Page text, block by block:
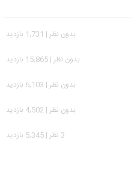
بدون نظر | 1,731 بازدید
بدون نظر | 15,865 بازدید
بدون نظر | 6,103 بازدید
بدون نظر | 4,502 بازدید
3 نظر | 5,345 بازدید